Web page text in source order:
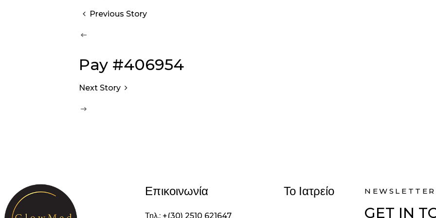
Previous Story
Pay #406954
Next Story
Επικοινωνία
Τηλ.: +(30) 2510 621647
Το Ιατρείο NEWSLETTER
GET IN